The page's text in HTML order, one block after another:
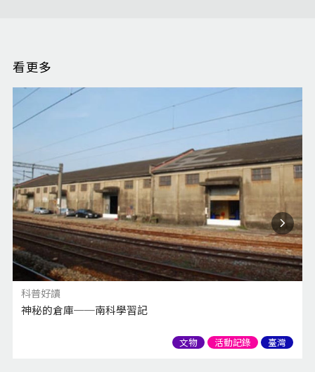
看更多
科普好讀
神秘的倉庫──南科學習記
文物 活動記錄 臺灣